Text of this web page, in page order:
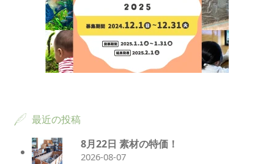
最近の投稿
8月22日 素材の特価！
2026-08-07